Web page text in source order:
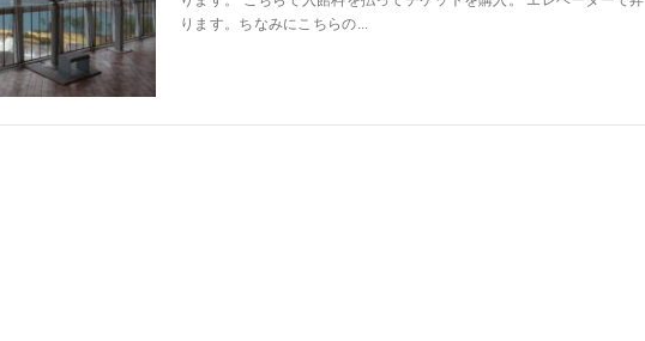
ります。ちなみにこちらの...